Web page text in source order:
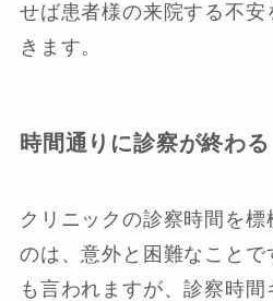
せば患者様の来院する不
きます。
時間通りに診察が終わる
クリニックの診察時間を
のは、意外と困難なことで
も言われますが、診察時